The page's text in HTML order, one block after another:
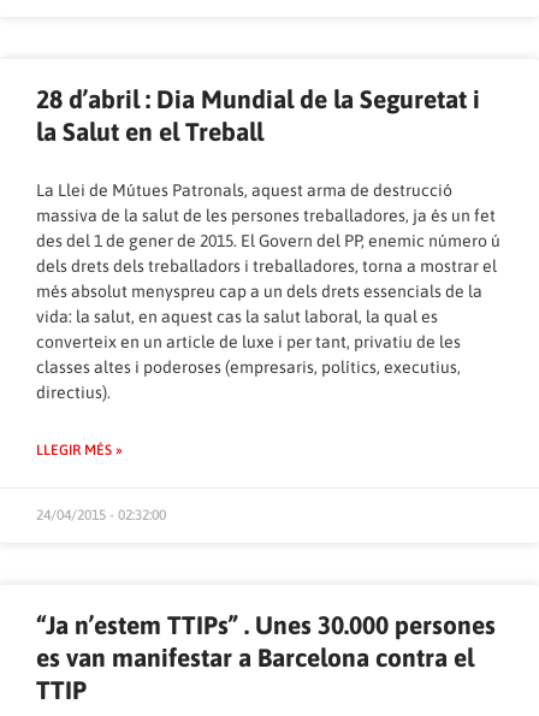
28 d’abril : Dia Mundial de la Seguretat i
la Salut en el Treball
La Llei de Mútues Patronals, aquest arma de destrucció
massiva de la salut de les persones treballadores, ja és un fet
des del 1 de gener de 2015. El Govern del PP, enemic número ú
dels drets dels treballadors i treballadores, torna a mostrar el
més absolut menyspreu cap a un dels drets essencials de la
vida: la salut, en aquest cas la salut laboral, la qual es
converteix en un article de luxe i per tant, privatiu de les
classes altes i poderoses (empresaris, polítics, executius,
directius).
LLEGIR MÉS »
24/04/2015 - 02:32:00
“Ja n’estem TTIPs” . Unes 30.000 persones
es van manifestar a Barcelona contra el
TTIP